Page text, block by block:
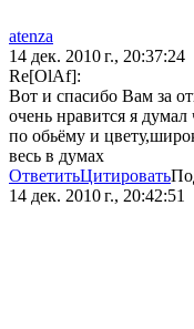
atenza
14 дек. 2010 г., 20:37:24
Re[OlAf]:
Вот и спасибо Вам за
очень нравится я
по обьёму и
весь в думах
ОтветитьЦитировать
14 дек. 2010 г., 20:42:51